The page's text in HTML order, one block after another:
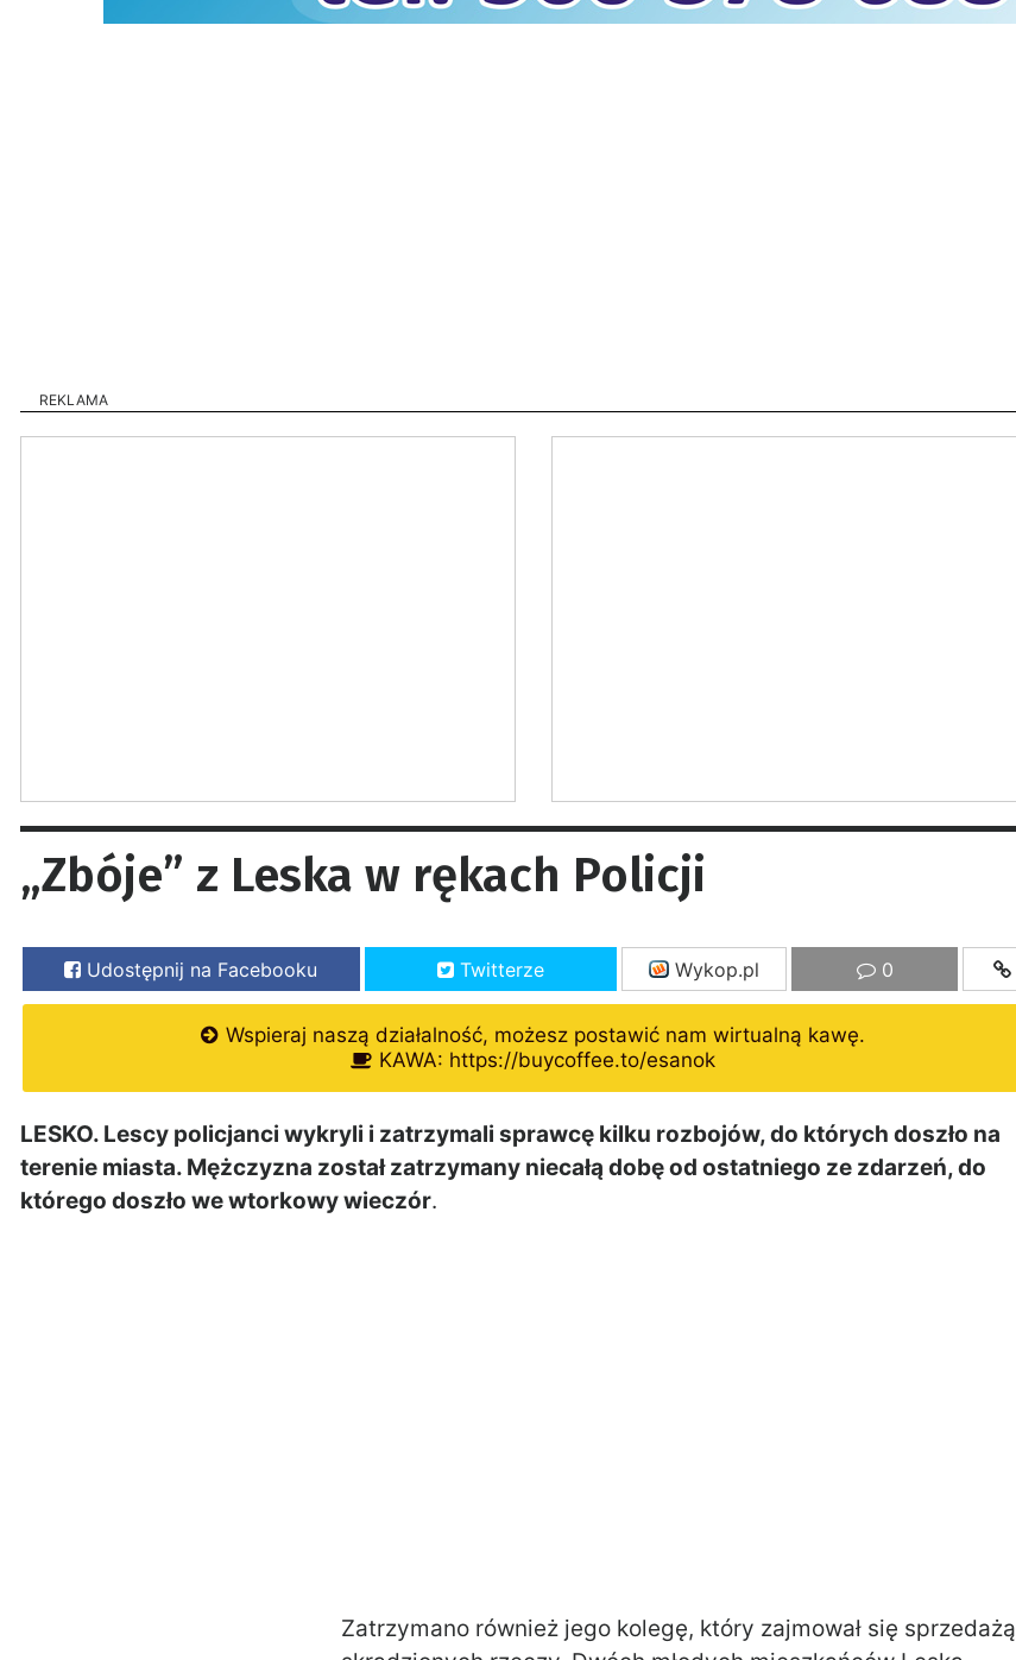
REKLAMA
„Zbóje” z Leska w rękach Policji
Udostępnij na Facebooku Twitterze Wykop.pl 0
Wspieraj naszą działalność, możesz postawić nam wirtualną kawę.
KAWA: https://buycoffee.to/esanok
LESKO. Lescy policjanci wykryli i zatrzymali sprawcę kilku rozbojów, do których doszło na
terenie miasta. Mężczyzna został zatrzymany niecałą dobę od ostatniego ze zdarzeń, do
którego doszło we wtorkowy wieczór.
Zatrzymano również jego kolegę, który zajmował się sprzedażą